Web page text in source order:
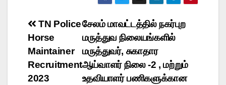
சேலம் மாவட்டத்தில் நகர்புற
மருத்துவ நிலையங்களில்
மருத்துவர், சுகாதார
ஆய்வாளர் நிலை -2 , மற்றும்
உதவியாளர் பணிகளுக்கான
TN Police
Horse
Maintainer
Recruitment
2023